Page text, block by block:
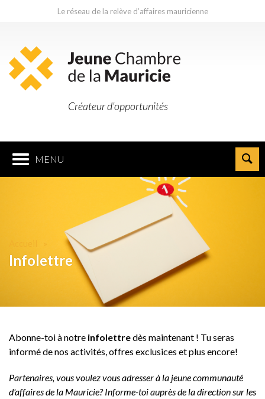
Le réseau de la relève d’affaires mauricienne
Créateur d'opportunités
MENU
Infolettre
Abonne-toi à notre infolettredès maintenant ! Tu seras
informé de nos activités, offres exclusices et plus encore!
Partenaires, vous voulez vous adresser à la jeune communauté
d'affaires de la Mauricie? Informe-toi auprès de la direction sur les